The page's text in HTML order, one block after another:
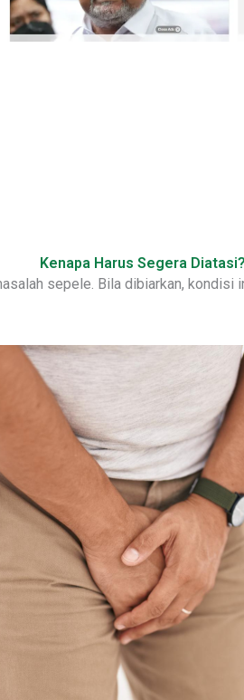
Kenapa Harus Segera Diatasi?
sepele. Bila dibiarkan,